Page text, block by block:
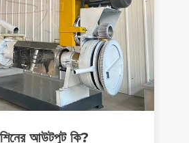
আউটপুট কি?